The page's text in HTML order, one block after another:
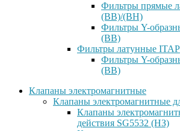
Фильтры прямые
(ВВ)/(ВН)
Фильтры Y-
(ВВ)
Фильтры латунные ITAP
Фильтры Y-
(ВВ)
Клапаны электромагнитные
Клапаны электромагнитные
Клапаны
действия SG5532 (НЗ)